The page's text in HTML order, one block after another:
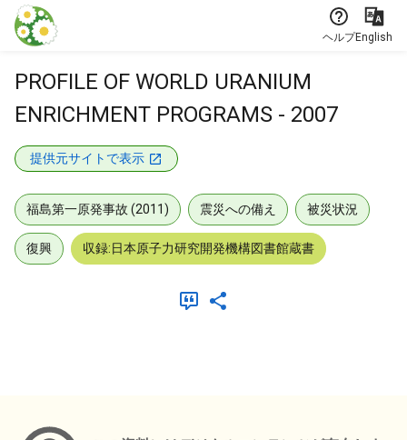
本文に飛ぶ
ヘルプEnglish
PROFILE OF WORLD URANIUM
ENRICHMENT PROGRAMS - 2007
提供元サイトで表示
福島第一原発事故 (2011) 震災への備え 被災状況
復興 収録:日本原子力研究開発機構図書館蔵書